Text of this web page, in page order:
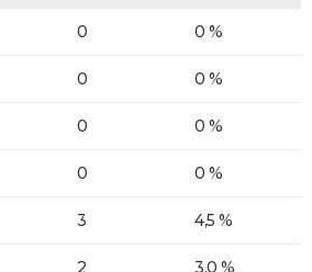
0 0 %
0 0 %
0 0 %
0 0 %
3 4,5 %
2 3,0 %